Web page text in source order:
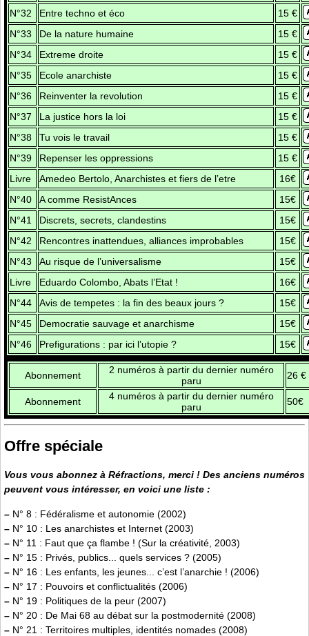
N°32
Entre techno et éco
15 €
N°33
De la nature humaine
15 €
N°34
Extreme droite
15 €
N°35
Ecole anarchiste
15 €
N°36
Reinventer la revolution
15 €
N°37
La justice hors la loi
15 €
N°38
Tu vois le travail
15 €
N°39
Repenser les oppressions
15 €
Livre
Amedeo Bertolo, Anarchistes et fiers de l’etre
16€
N°40
A comme ResistAnces
15€
N°41
Discrets, secrets, clandestins
15€
N°42
Rencontres inattendues, alliances improbables
15€
N°43
Au risque de l’universalisme
15€
Livre
Eduardo Colombo, Abats l’Etat !
16€
N°44
Avis de tempetes : la fin des beaux jours ?
15€
N°45
Democratie sauvage et anarchisme
15€
N°46
Prefigurations : par ici l’utopie ? 15€
Abonnement
2 numéros à partir du dernier numéro
paru
26 €
Abonnement
4 numéros à partir du dernier numéro
paru
50€
Offre spéciale
Vous vous abonnez à Réfractions, merci ! Des anciens numéros
peuvent vous intéresser, en voici une liste :
– N° 8 : Fédéralisme et autonomie (2002)
– N° 10 : Les anarchistes et Internet (2003)
– N° 11 : Faut que ça flambe ! (Sur la créativité, 2003)
– N° 15 : Privés, publics... quels services ? (2005)
– N° 16 : Les enfants, les jeunes... c’est l’anarchie ! (2006)
– N° 17 : Pouvoirs et conflictualités (2006)
– N° 19 : Politiques de la peur (2007)
– N° 20 : De Mai 68 au débat sur la postmodernité (2008)
– N° 21 : Territoires multiples, identités nomades (2008)